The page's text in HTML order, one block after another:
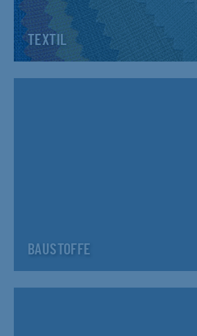
TEXTIL
BAUSTOFFE